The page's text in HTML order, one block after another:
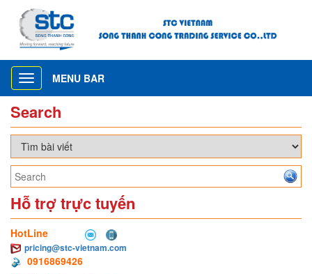
Toggle
navigation
MENU BAR
Search
Hỗ trợ trực tuyến
HotLine
pricing@stc-vietnam.com
0916869426